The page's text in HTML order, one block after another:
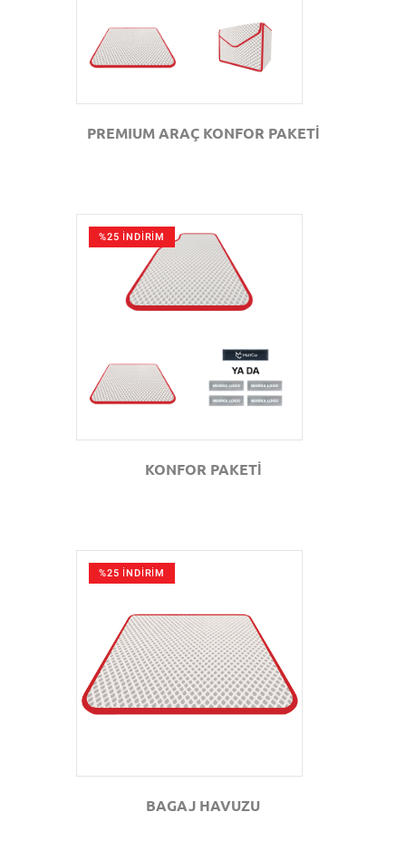
PREMIUM ARAÇ KONFOR PAKETİ
%25 İNDİRİM
KONFOR PAKETİ
%25 İNDİRİM
GÖZAT
BAGAJ HAVUZU